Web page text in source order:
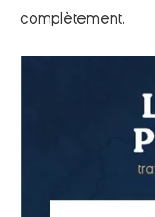
complètement.